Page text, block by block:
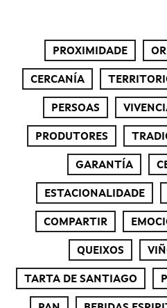
PROXIMIDADE
CERCANÍA
PERSOAS
PRODUTORES
GARANTÍA
ESTACIONALIDADE
COMPARTIR
QUEIXOS
TARTA DE SANTIAGO